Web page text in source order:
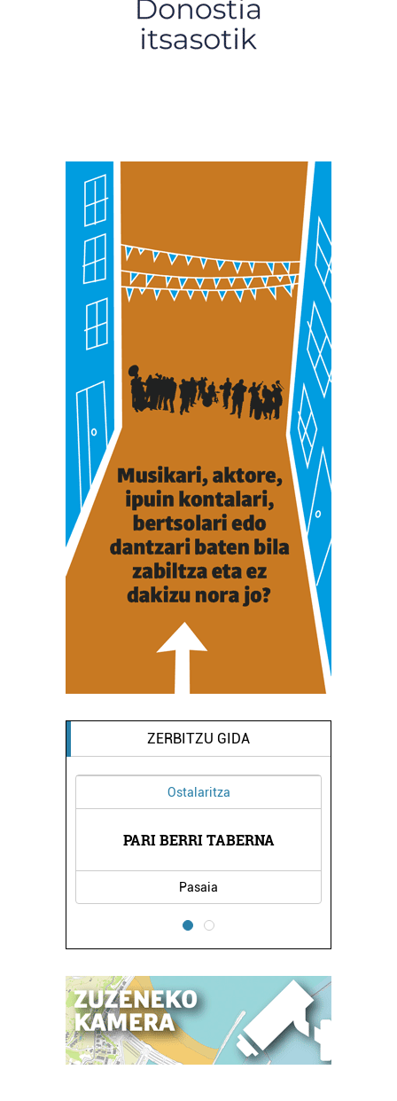
ZERBITZU GIDA
Ostalaritza
PARI BERRI TABERNA
Pasaia